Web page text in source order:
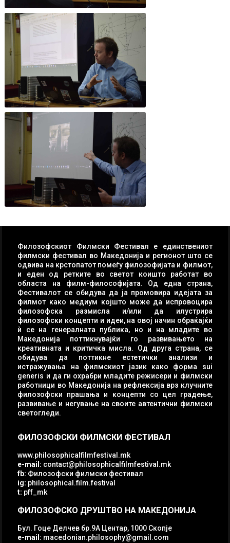
Филозофскиот Филмски Фестивал е единствениот
филмски фестивал во Македонија и регионот што се
одвива на крстопатот помеѓу филозофијата и филмот,
и еден од ретките во светот коишто работат во
областа на филм-философијата. Од една страна,
Фестивалот се обидува да ја промовира идејата за
филмот како медиум којшто може да испровоцира
филозофска размисла и/или да илустрира
филозофски концепти и идеи, на овој начин обраќајќи
ѝ се на генералната публика, но и на младите во
Македонија поттикнувајќи го развивањето на
креативната и критичка мисла. Од друга страна, се
обидува да поттикне естетички анализи и
истражувања на филмскиот јазик како форма sui
generis и да ги охрабри младите режисери и филмски
работници во Македонија на рефлексија врз клучните
филозофски прашања и концепти со цел градење,
развивање и негување на своите автентични филмски
светогледи.
ФИЛОЗОФСКИ ФИЛМСКИ ФЕСТИВАЛ
www.philosophicalfilmfestival.mk
e-mail: contact@philosophicalfilmfestival.mk
fb: Филозофски филмски фестивал
ig: philosophical.film.festival
t: pff_mk
ФИЛОЗОФСКО ДРУШТВО НА МАКЕДОНИЈА
Бул. Гоце Делчев бр.9А Центар, 1000 Скопје
e-mail: macedonian.philosophy@gmail.com